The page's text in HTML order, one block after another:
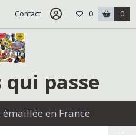
Contact 0 0
passe
en France